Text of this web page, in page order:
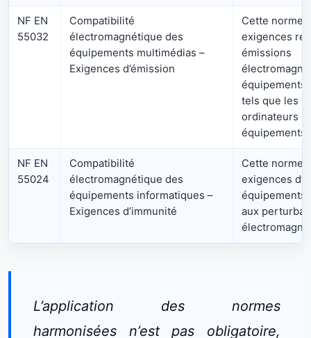
NF EN
55032
Compatibilité
électromagnétique des
équipements multimédias –
Exigences d’émission
Cette norme
exigences
émissions
équipements
tels que les
ordinateurs
équipements
NF EN
55024
Compatibilité
électromagnétique des
équipements informatiques –
Exigences d’immunité
Cette norme
exigences
équipements
aux
L’application des normes
harmonisées n’est pas obligatoire,